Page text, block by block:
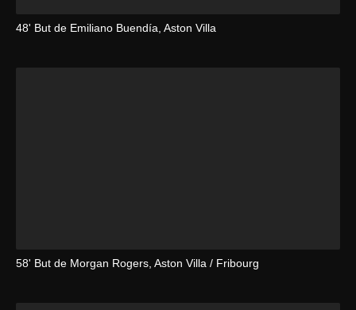
48' But de Emiliano Buendía, Aston Villa
58' But de Morgan Rogers, Aston Villa / Fribourg